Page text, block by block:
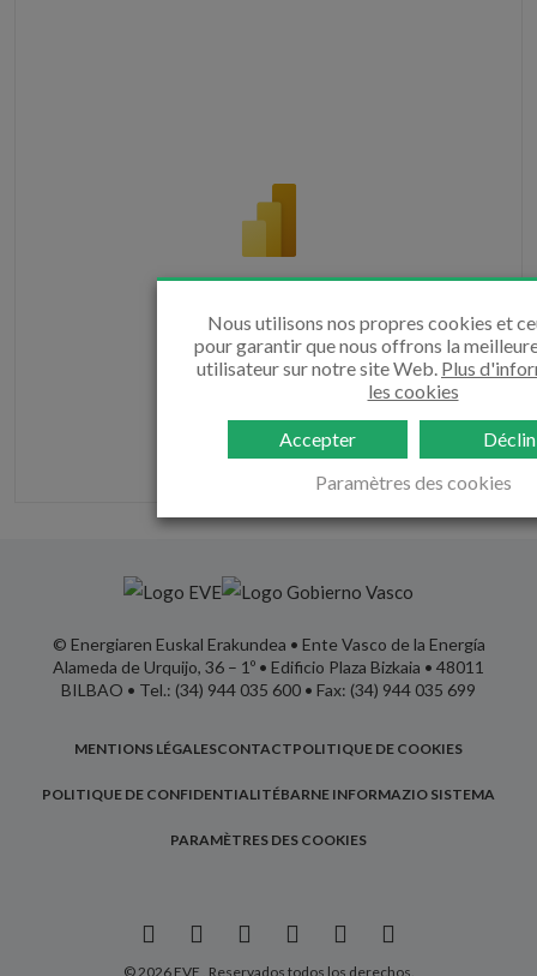
© Energiaren Euskal Erakundea • Ente Vasco de la Energía
Alameda de Urquijo, 36 – 1º • Edificio Plaza Bizkaia • 48011
BILBAO • Tel.: (34) 944 035 600 • Fax: (34) 944 035 699
MENTIONS LÉGALESCONTACTPOLITIQUE DE COOKIES
POLITIQUE DE CONFIDENTIALITÉBARNE INFORMAZIO SISTEMA
PARAMÈTRES DES COOKIES
© 2026 EVE , Reservados todos los derechos.
Nous utilisons nos propres cookies et
pour garantir que nous offrons la
utilisateur sur notre site Web. Plus
les cookies
Accepter
Déclin
Paramètres des cookies